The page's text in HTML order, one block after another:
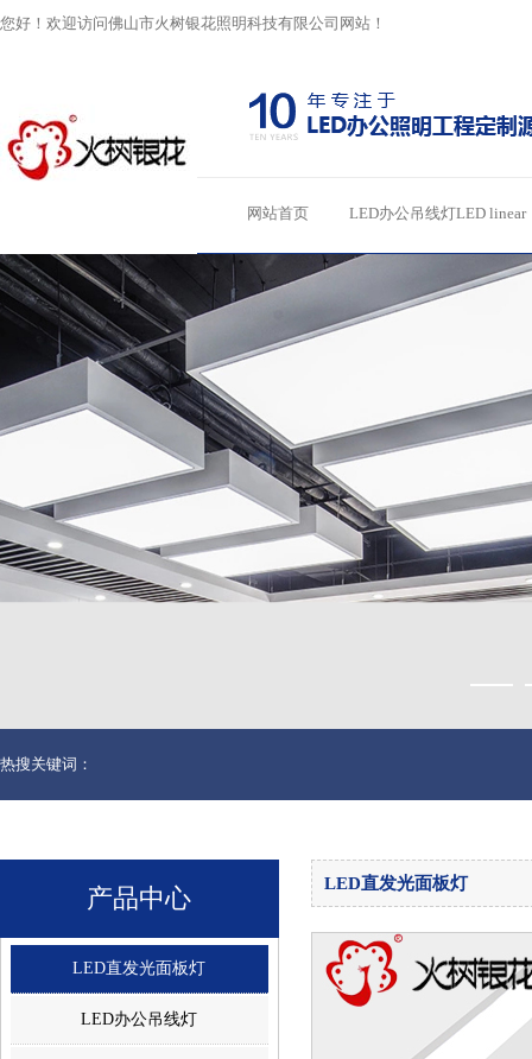
您好！欢迎访问佛山市火树银花照明科技有限公司网站！
网站首页 LED办公吊线灯LED linear
热搜关键词：
产品中心
LED直发光面板灯
LED办公吊线灯
LED直发光面板灯